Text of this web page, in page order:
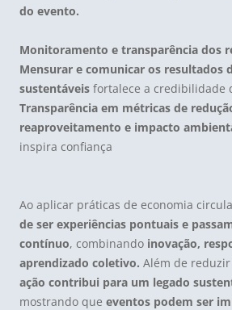
do evento.
Monitoramento e transparência dos
Mensurar e comunicar os resultados
sustentáveis fortalece a credibilidade
Transparência em métricas de
reaproveitamento e impacto
inspira confiança
Ao aplicar práticas de economia
de ser experiências pontuais e
contínuo, combinando inovação,
aprendizado coletivo. Além de
ação contribui para um legado
mostrando que eventos podem ser